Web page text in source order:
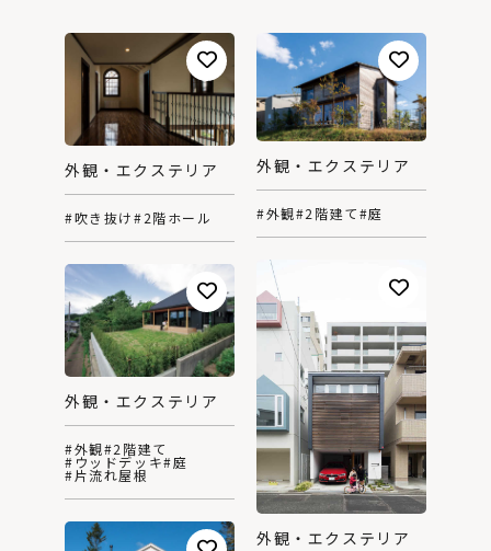
外観・エクステリア
#吹き抜け#2階ホール
外観・エクステリア
#外観#2階建て#庭
外観・エクステリア
外観・エクステリア
#外観#2階建て
#ウッドデッキ#庭
#片流れ屋根